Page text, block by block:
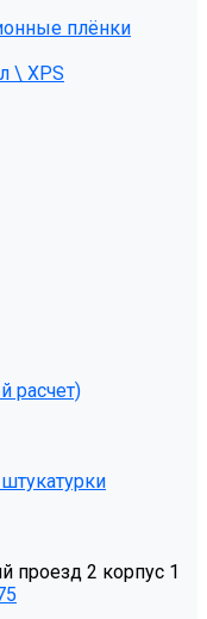
плёнки
\ XPS
расчет)
проезд 2 корпус 1